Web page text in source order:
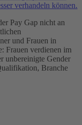
Pay Gap nicht an
und Frauen in
Frauen verdienen im
unbereinigte Gender
Branche